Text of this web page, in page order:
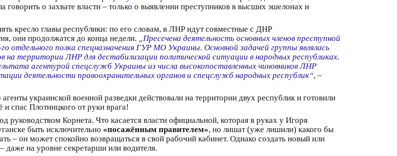
о захвате власти – только о выявлении преступников в высших эшелонах и
кресло главы республики: по его словам, в ЛНР идут совместные с ДНР
они продолжатся до конца недели. „Пресечена деятельность основных членов преступной
отдельного полка спецназначения ГУР МО Украины. Основной задачей группы являлась
на территории ЛНР для дестабилизации политической ситуации в народных республиках.
агентурой спецслужб Украины из числа высокопоставленных чиновников ЛНР
деятельности правоохранительных органов и спецслужб народных республик“, –
украинской военной разведки действовали на территории двух республик и готовили
спас Плотницкого от руки врага!
руководством Корнета. Что касается власти официальной, которая в руках у Игоря
быть исключительно «посажённым правителем», но лишат (уже лишили) какого бы
– он может спокойно возвращаться в свой рабочий кабинет. Однако создать новый или
даже на уровне секретарши или водителя.